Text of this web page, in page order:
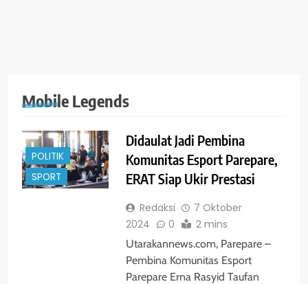
Mobile Legends
POLITIK
SPORT
Didaulat Jadi Pembina
Komunitas Esport Parepare,
ERAT Siap Ukir Prestasi
Redaksi
7 Oktober
2024
0 2 mins
Utarakannews.com, Parepare –
Pembina Komunitas Esport
Parepare Erna Rasyid Taufan